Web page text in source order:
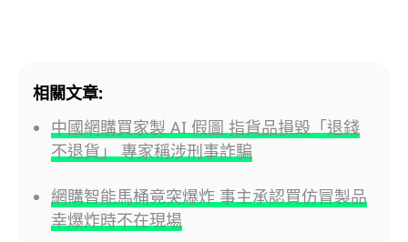
相關文章:
中國網購買家製 AI 假圖 指貨品損毀「退錢
不退貨」 專家稱涉刑事詐騙
網購智能馬桶竟突爆炸 事主承認買仿冒製品
幸爆炸時不在現場